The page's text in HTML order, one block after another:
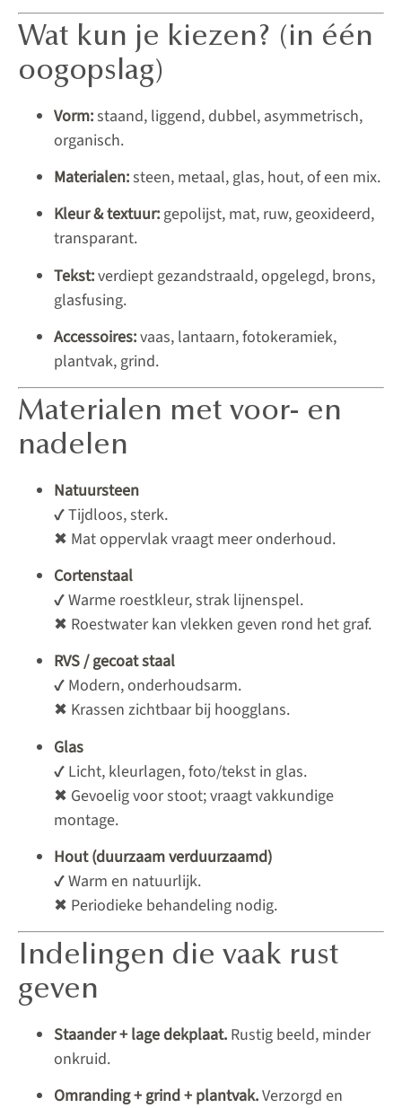
Wat kun je kiezen? (in één
oogopslag)
Vorm:staand, liggend, dubbel, asymmetrisch,
organisch.
Materialen:steen, metaal, glas, hout, of een mix.
Kleur & textuur:gepolijst, mat, ruw, geoxideerd,
transparant.
Tekst:verdiept gezandstraald, opgelegd, brons,
glasfusing.
Accessoires:vaas, lantaarn, fotokeramiek,
plantvak, grind.
Materialen met voor- en
nadelen
Natuursteen
✔ Tijdloos, sterk.
✖ Mat oppervlak vraagt meer onderhoud.
Cortenstaal
✔ Warme roestkleur, strak lijnenspel.
✖ Roestwater kan vlekken geven rond het graf.
RVS / gecoat staal
✔ Modern, onderhoudsarm.
✖ Krassen zichtbaar bij hoogglans.
Glas
✔ Licht, kleurlagen, foto/tekst in glas.
✖ Gevoelig voor stoot; vraagt vakkundige
montage.
Hout (duurzaam verduurzaamd)
✔ Warm en natuurlijk.
✖ Periodieke behandeling nodig.
Indelingen die vaak rust
geven
Staander + lage dekplaat. Rustig beeld, minder
onkruid.
Omranding + grind + plantvak.Verzorgd en